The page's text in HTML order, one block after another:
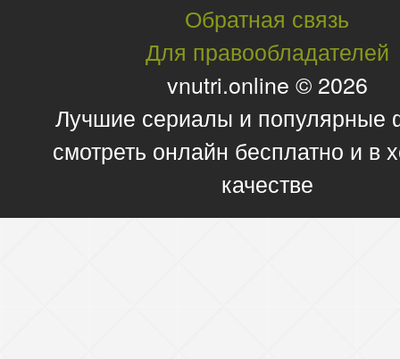
Обратная связь
Для правообладателей
vnutri.online © 2026
Лучшие сериалы и
смотреть онлайн бесплатно и в
качестве